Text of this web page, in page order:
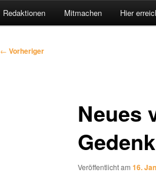
Redaktionen Mitmachen Hier
Beitragsnavigation
← Vorheriger
Neues
Veröffentlicht am 16.